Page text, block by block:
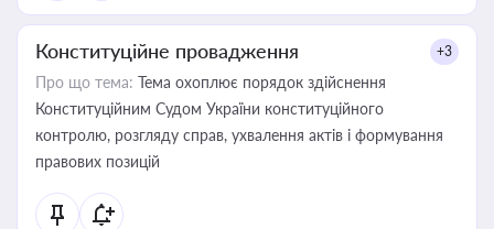
Конституційне провадження +3
Про що тема: Тема охоплює порядок здійснення
Конституційним Судом України конституційного
контролю, розгляду справ, ухвалення актів і формування
правових позицій